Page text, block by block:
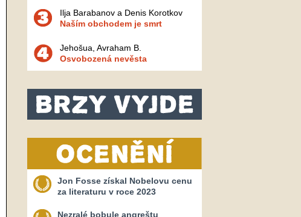
Ilja Barabanov a Denis Korotkov
Naším obchodem je smrt
Jehošua, Avraham B.
Osvobozená nevěsta
Jon Fosse získal Nobelovu cenu
za literaturu v roce 2023
Nezralé bobule angreštu